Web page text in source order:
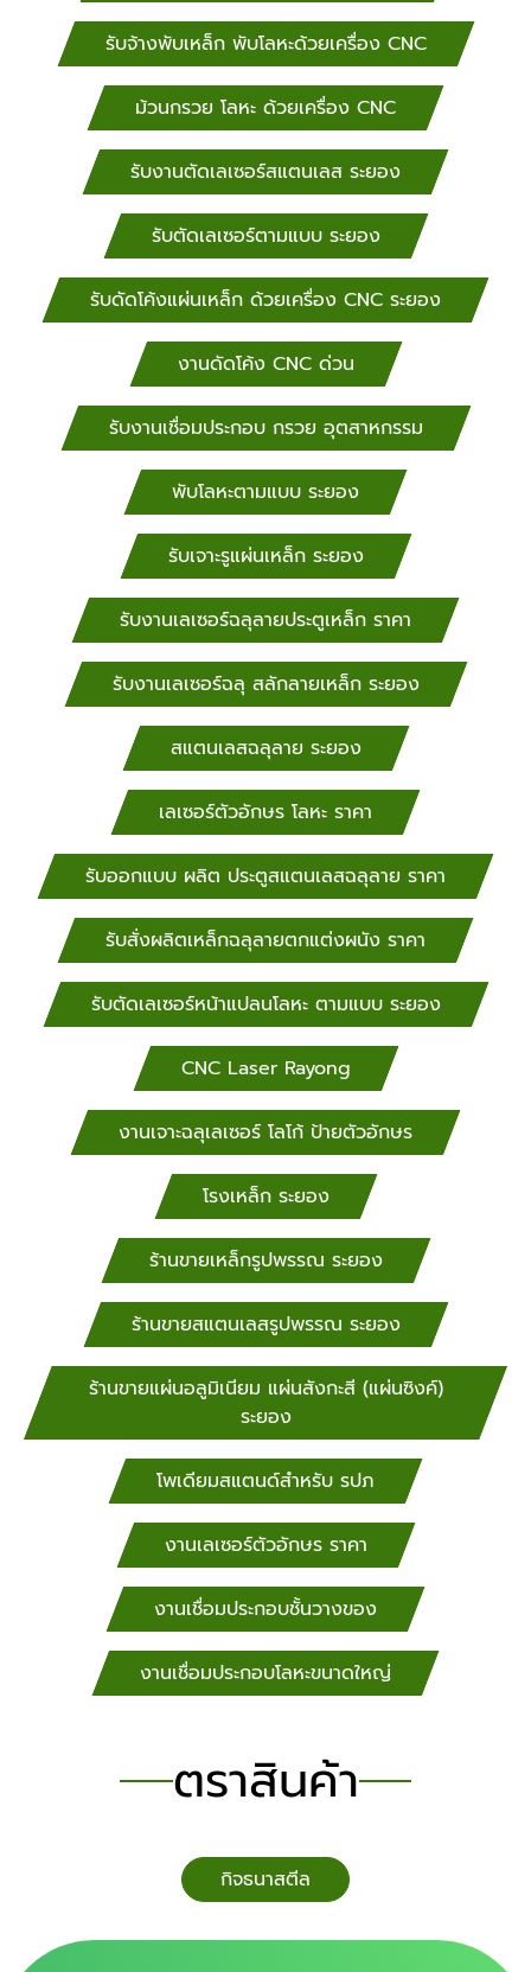
เลเซอร์ กิจธนาสตีล สระแก้ว, จันทบุรี, ฉะเชิงเทรา,
กาญจนบุรี, ตาก, รับตัดเลเซอร์ประจวบคีรีขันธ์, เพชรบุรี,
ราชบุรี โรงงานตัดเลเซอร์ กิจธนาสตีล ขอนแก่น, ชัยภูมิ,
นครพนม, นครราชสีมา, กาฬสินธุ์, บึงกาฬ, โรงงานเลเซอร์
กิจธนาสตีล บุรีรัมย์, มหาสารคาม, มุกดาหาร, ยโสธร,
ร้อยเอ็ด, เลย, ร้านเลเซอร์ กิจธนาสตีล สกลนคร, สุรินทร์,
ศรีสะเกษ, หนองคาย, ร้านเลเซอร์ กิจธนาสตีล
หนองบัวลำภู, อุดรธานี, อุบลราชธานี, อำนาจเจริญ โรง
เหล็กกิจธนาสตีล รับตัดเลเซอร์ ระยอง โรงงานรับต้ด
เลเซอร์ กิจธนาสตีล นครศรีธรรมราช, พังงา, พัทลุง,
ภูเก็ต, ระนอง, สตูล, โรงงานเลเซอร์ กิจธนาสตีล สงขลา,
สุราษฎร์ธานี, กระบี่, โรงงานตัดเลเซอร์ กิจธนาสตีล
ชุมพร, ตรัง, ยะลา, นราธิวาส, ปัตตานี โรงงานตัดเลเซอร์
ระยอง รับงานด่วน
รับจ้างพับเหล็ก พับโลหะด้วยเครื่อง CNC
ม้วนกรวย โลหะ ด้วยเครื่อง CNC
รับงานตัดเลเซอร์สแตนเลส ระยอง
รับตัดเลเซอร์ตามแบบ ระยอง
รับดัดโค้งแผ่นเหล็ก ด้วยเครื่อง CNC ระยอง
งานดัดโค้ง CNC ด่วน
รับงานเชื่อมประกอบ กรวย อุตสาหกรรม
พับโลหะตามแบบ ระยอง
รับเจาะรูแผ่นเหล็ก ระยอง
รับงานเลเซอร์ฉลุลายประตูเหล็ก ราคา
รับงานเลเซอร์ฉลุ สลักลายเหล็ก ระยอง
สแตนเลสฉลุลาย ระยอง
เลเซอร์ตัวอักษร โลหะ ราคา
รับออกแบบ ผลิต ประตูสแตนเลสฉลุลาย ราคา
รับสั่งผลิตเหล็กฉลุลายตกแต่งผนัง ราคา
รับตัดเลเซอร์หน้าแปลนโลหะ ตามแบบ ระยอง
CNC Laser Rayong
งานเจาะฉลุเลเซอร์ โลโก้ ป้ายตัวอักษร
โรงเหล็ก ระยอง
ร้านขายเหล็กรูปพรรณ ระยอง
ร้านขายสแตนเลสรูปพรรณ ระยอง
ร้านขายแผ่นอลูมิเนียม แผ่นสังกะสี (แผ่นซิงค์)
ระยอง
โพเดียมสแตนด์สำหรับ​ รปภ
งานเลเซอร์ตัวอักษร ราคา
งานเชื่อมประกอบชั้นวางของ
งานเชื่อมประกอบโลหะขนาดใหญ่
ตราสินค้า
กิจธนาสตีล